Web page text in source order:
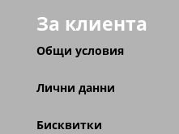
За клиента
Общи условия
Лични данни
Бисквитки